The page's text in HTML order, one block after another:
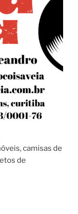
camisas de
de